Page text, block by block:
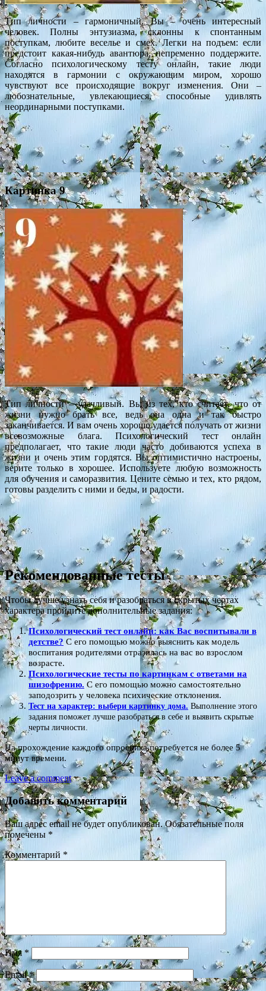
Тип личности – гармоничный. Вы – очень интересный
человек. Полны энтузиазма, склонны к спонтанным
поступкам, любите веселье и смех. Легки на подъем: если
предстоит какая-нибудь авантюра, непременно поддержите.
Согласно психологическому тесту онлайн, такие люди
находятся в гармонии с окружающим миром, хорошо
чувствуют все происходящие вокруг изменения. Они –
любознательные, увлекающиеся, способные удивлять
неординарными поступками.
Картинка 9
Тип личности – удачливый. Вы из тех, кто считает, что от
жизни нужно брать все, ведь она одна и так быстро
заканчивается. И вам очень хорошо удается получать от жизни
всевозможные блага. Психологический тест онлайн
предполагает, что такие люди часто добиваются успеха в
жизни и очень этим гордятся. Вы оптимистично настроены,
верите только в хорошее. Используете любую возможность
для обучения и саморазвития. Цените семью и тех, кто рядом,
готовы разделить с ними и беды, и радости.
Рекомендованные тесты
Чтобы лучше узнать себя и разобраться в скрытых чертах
характера пройдите дополнительные задания:
Психологический тест онлайн: как Вас воспитывали в
детстве? С его помощью можно выяснить как модель
воспитания родителями отразилась на вас во взрослом
возрасте.
Психологические тесты по картинкам с ответами на
шизофрению. С его помощью можно самостоятельно
заподозрить у человека психические отклонения.
Тест на характер: выбери картинку дома. Выполнение этого
задания поможет лучше разобраться в себе и выявить скрытые
черты личности.
На прохождение каждого опросника потребуется не более 5
минут времени.
Leave a comment
Добавить комментарий
Ваш адрес email не будет опубликован. Обязательные поля
помечены *
Комментарий *
Имя*
Email*